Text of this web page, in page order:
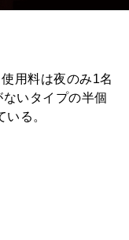
用料は夜のみ1名
いタイプの半個
る。